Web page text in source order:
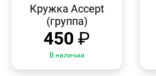
ПРОСМОТР
Кружка Accept
(группа)
450 ₽
В наличии